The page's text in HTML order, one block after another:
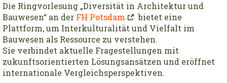
Die Ringvorlesung „Diversität in Architektur und
Bauwesen“ an der FH Potsdam
bietet eine
Plattform, um Interkulturalität und Vielfalt im
Bauwesen als Ressource zu verstehen.
Sie verbindet aktuelle Fragestellungen mit
zukunftsorientierten Lösungsansätzen und eröffnet
internationale Vergleichsperspektiven.